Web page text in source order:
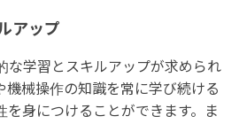
アップ
な学習とスキルアップが求められ
機械操作の知識を常に学び続ける
を身につけることができます。ま